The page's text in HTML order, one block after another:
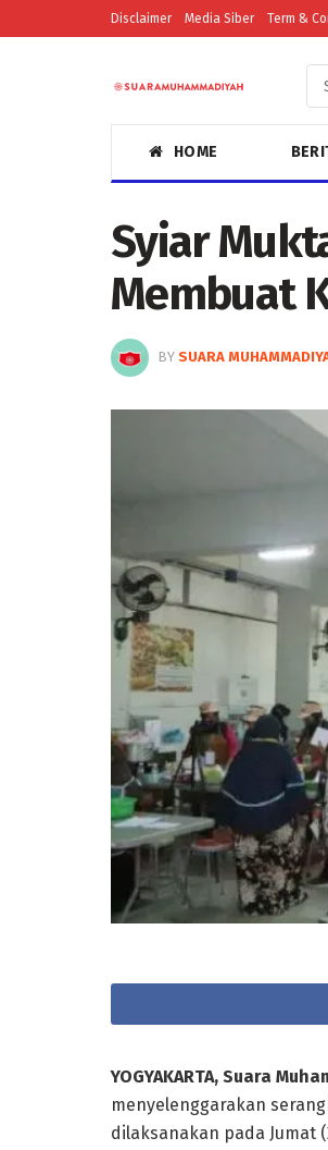
Disclaimer Media Siber Term &
HOME
Syiar
Membuat
BY SUARA
YOGYAKARTA, Suara
menyelenggarakan
dilaksanakan pada Jumat